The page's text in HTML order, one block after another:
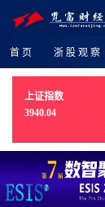
首页 浙股观察
上证指数
3940.04